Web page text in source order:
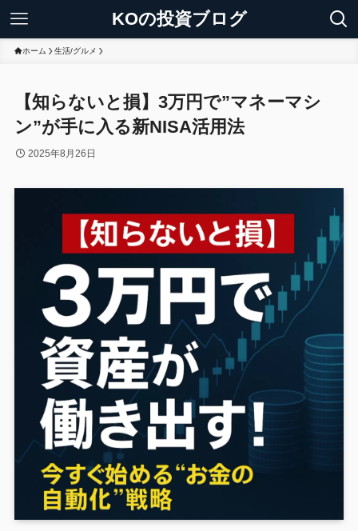
KOの投資ブログ
ホーム 生活/グルメ
【知らないと損】3万円で”マネーマシ
ン”が手に入る新NISA活用法
2025年8月26日